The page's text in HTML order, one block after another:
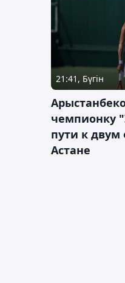
21:41, Бүгін
чемпионку
пути к
Астане